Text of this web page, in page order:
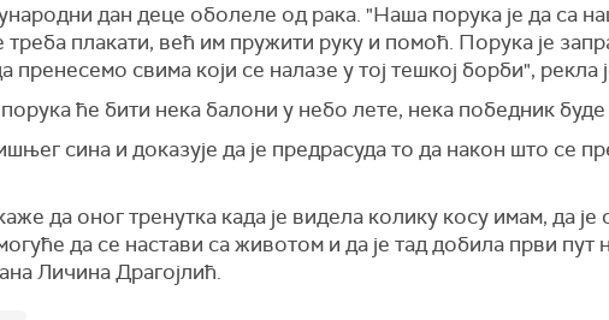
дан деце оболеле од рака. "Наша порука је да са
плакати, већ им пружити руку и помоћ. Порука је
свима који се налазе у тој тешкој борби", рекла
ће бити нека балони у небо лете, нека победник буде
сина и доказује да је предрасуда то да након што се
да оног тренутка када је видела колику косу имам, да је
да се настави са животом и да је тад добила први пут
Личина Драгојлић.